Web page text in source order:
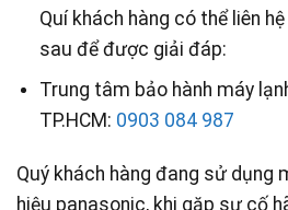
Quí khách hàng có thể liên
sau để được giải đáp:
Trung tâm bảo hành máy
TP.HCM: 0903 084 987
Quý khách hàng đang sử dụng
hiệu panasonic, khi gặp sự cố